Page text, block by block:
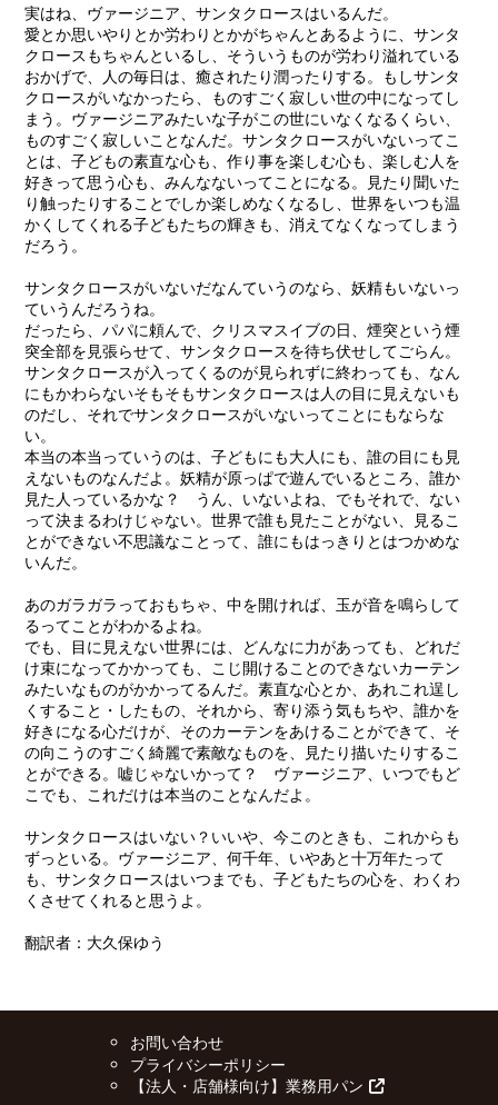
実はね、ヴァージニア、サンタクロースはいるんだ。
愛とか思いやりとか労わりとかがちゃんとあるように、サンタ
クロースもちゃんといるし、そういうものが労わり溢れている
おかげで、人の毎日は、癒されたり潤ったりする。もしサンタ
クロースがいなかったら、ものすごく寂しい世の中になってし
まう。ヴァージニアみたいな子がこの世にいなくなるくらい、
ものすごく寂しいことなんだ。サンタクロースがいないってこ
とは、子どもの素直な心も、作り事を楽しむ心も、楽しむ人を
好きって思う心も、みんなないってことになる。見たり聞いた
り触ったりすることでしか楽しめなくなるし、世界をいつも温
かくしてくれる子どもたちの輝きも、消えてなくなってしまう
だろう。
サンタクロースがいないだなんていうのなら、妖精もいないっ
ていうんだろうね。
だったら、パパに頼んで、クリスマスイブの日、煙突という煙
突全部を見張らせて、サンタクロースを待ち伏せしてごらん。
サンタクロースが入ってくるのが見られずに終わっても、なん
にもかわらないそもそもサンタクロースは人の目に見えないも
のだし、それでサンタクロースがいないってことにもならな
い。
本当の本当っていうのは、子どもにも大人にも、誰の目にも見
えないものなんだよ。妖精が原っぱで遊んでいるところ、誰か
見た人っているかな？ うん、いないよね、でもそれで、ない
って決まるわけじゃない。世界で誰も見たことがない、見るこ
とができない不思議なことって、誰にもはっきりとはつかめな
いんだ。
あのガラガラっておもちゃ、中を開ければ、玉が音を鳴らして
るってことがわかるよね。
でも、目に見えない世界には、どんなに力があっても、どれだ
け束になってかかっても、こじ開けることのできないカーテン
みたいなものがかかってるんだ。素直な心とか、あれこれ逞し
くすること・したもの、それから、寄り添う気もちや、誰かを
好きになる心だけが、そのカーテンをあけることができて、そ
の向こうのすごく綺麗で素敵なものを、見たり描いたりするこ
とができる。嘘じゃないかって？ ヴァージニア、いつでもど
こでも、これだけは本当のことなんだよ。
サンタクロースはいない？いいや、今このときも、これからも
ずっといる。ヴァージニア、何千年、いやあと十万年たって
も、サンタクロースはいつまでも、子どもたちの心を、わくわ
くさせてくれると思うよ。
翻訳者：大久保ゆう
お問い合わせ
プライバシーポリシー
【法人・店舗様向け】業務用パン